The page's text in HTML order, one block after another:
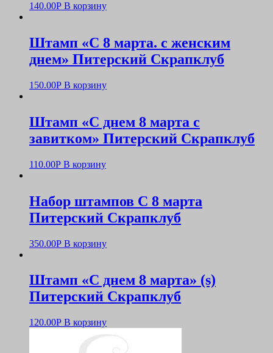
140.00Р В корзину
Штамп «С 8 марта. с женским
днем» Питерский Скрапклуб
150.00Р В корзину
Штамп «С днем 8 марта с
завитком» Питерский Скрапклуб
110.00Р В корзину
Набор штампов С 8 марта
Питерский Скрапклуб
350.00Р В корзину
Штамп «С днем 8 марта» (s)
Питерский Скрапклуб
120.00Р В корзину